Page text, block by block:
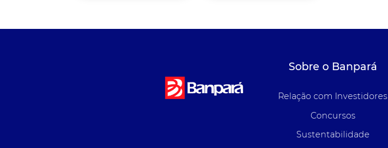
Sobre o Banpará
Relação com Investidores
Concursos
Sustentabilidade